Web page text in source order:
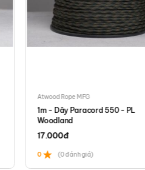
Atwood Rope MFG
1m - Dây Paracord 550 - PL
Woodland
17.000đ
0 (0 đánh giá)